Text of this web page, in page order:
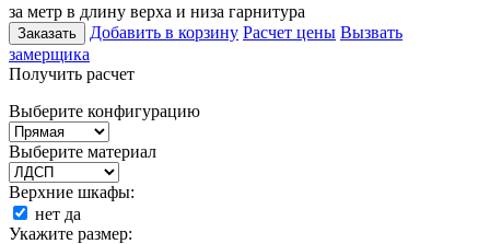
за метр в длину верха и низа гарнитура
Заказать Добавить в корзину Расчет цены Вызвать
замерщика
Получить расчет
Выберите конфигурацию
Выберите материал
Верхние шкафы:
нет да
Укажите размер: